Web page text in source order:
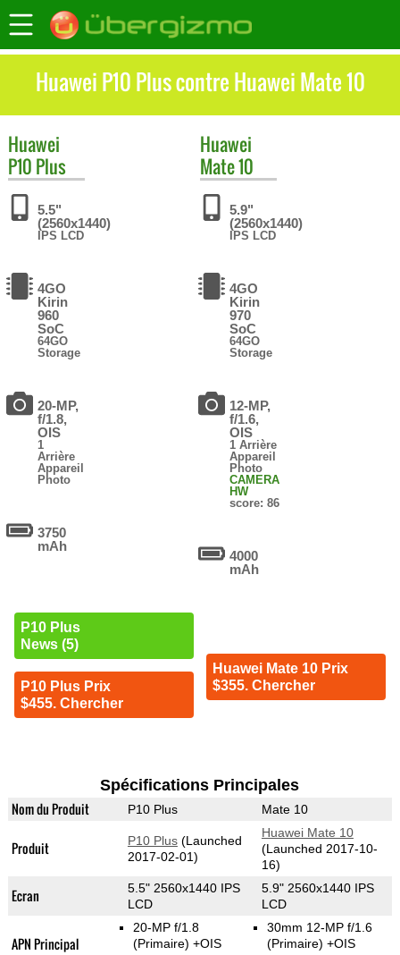
Huawei P10 Plus contre Huawei Mate 10
Huawei
P10 Plus
5.5"
(2560x1440)
IPS LCD
4GO
Kirin
960
SoC
64GO
Storage
20-MP,
f/1.8,
OIS
1
Arrière
Appareil
Photo
3750
mAh
P10 Plus
News (5)
P10 Plus Prix
$455. Chercher
Huawei
Mate 10
5.9"
(2560x1440)
IPS LCD
4GO
Kirin
970
SoC
64GO
Storage
12-MP,
f/1.6,
OIS
1 Arrière
Appareil
Photo
CAMERA
HW
score: 86
4000
mAh
Huawei Mate 10 Prix
$355. Chercher
Spécifications Principales
Nom du Produit P10 Plus Mate 10
Produit P10 Plus(Launched
2017-02-01)
Huawei Mate 10
(Launched 2017-10-
16)
Ecran
5.5" 2560x1440 IPS
LCD
5.9" 2560x1440 IPS
LCD
APN Principal
20-MP f/1.8
(Primaire) +OIS
30mm 12-MP f/1.6
(Primaire) +OIS